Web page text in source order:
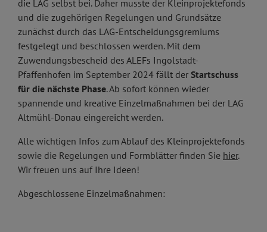
die LAG selbst bei. Daher musste der Kleinprojektefonds
und die zugehörigen Regelungen und Grundsätze
zunächst durch das LAG-Entscheidungsgremiums
festgelegt und beschlossen werden. Mit dem
Zuwendungsbescheid des ALEFs Ingolstadt-
Pfaffenhofen im September 2024 fällt der Startschuss
für die nächste Phase. Ab sofort können wieder
spannende und kreative Einzelmaßnahmen bei der LAG
Altmühl-Donau eingereicht werden.
Alle wichtigen Infos zum Ablauf des Kleinprojektefonds
sowie die Regelungen und Formblätter finden Sie hier.
Wir freuen uns auf Ihre Ideen!
Abgeschlossene Einzelmaßnahmen: